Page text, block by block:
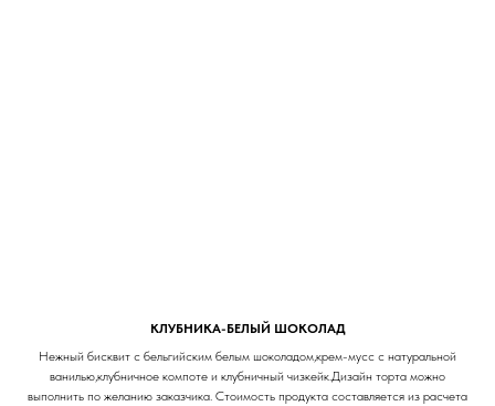
КЛУБНИКА-БЕЛЫЙ ШОКОЛАД
Нежный бисквит с бельгийским белым шоколадом,крем-мусс с натуральной
ванилью,клубничное компоте и клубничный чизкейк.Дизайн торта можно
выполнить по желанию заказчика. Стоимость продукта составляется из расчета